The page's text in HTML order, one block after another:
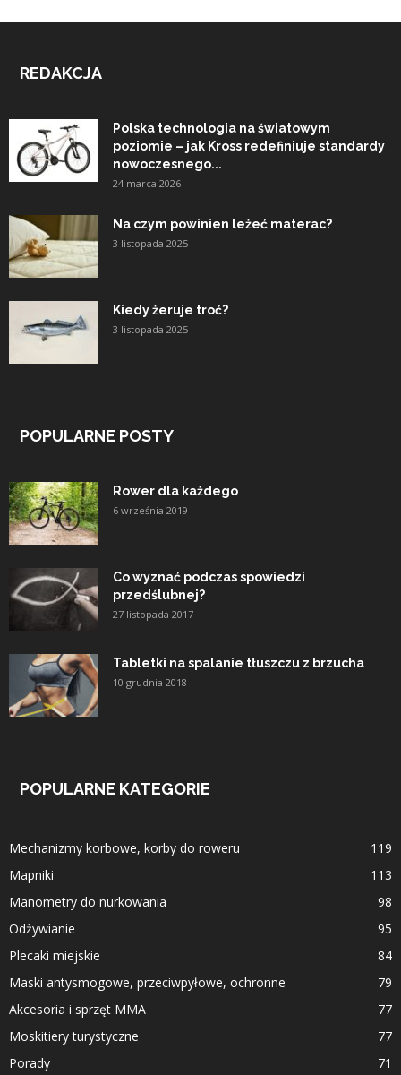
REDAKCJA
Polska technologia na światowym
poziomie – jak Kross redefiniuje standardy
nowoczesnego...
24 marca 2026
Na czym powinien leżeć materac?
3 listopada 2025
Kiedy żeruje troć?
3 listopada 2025
POPULARNE POSTY
Rower dla każdego
6 września 2019
Co wyznać podczas spowiedzi
przedślubnej?
27 listopada 2017
Tabletki na spalanie tłuszczu z brzucha
10 grudnia 2018
POPULARNE KATEGORIE
Mechanizmy korbowe, korby do roweru
119
Mapniki
113
Manometry do nurkowania
98
Odżywianie
95
Plecaki miejskie
84
Maski antysmogowe, przeciwpyłowe, ochronne
79
Akcesoria i sprzęt MMA
77
Moskitiery turystyczne
77
Porady
71